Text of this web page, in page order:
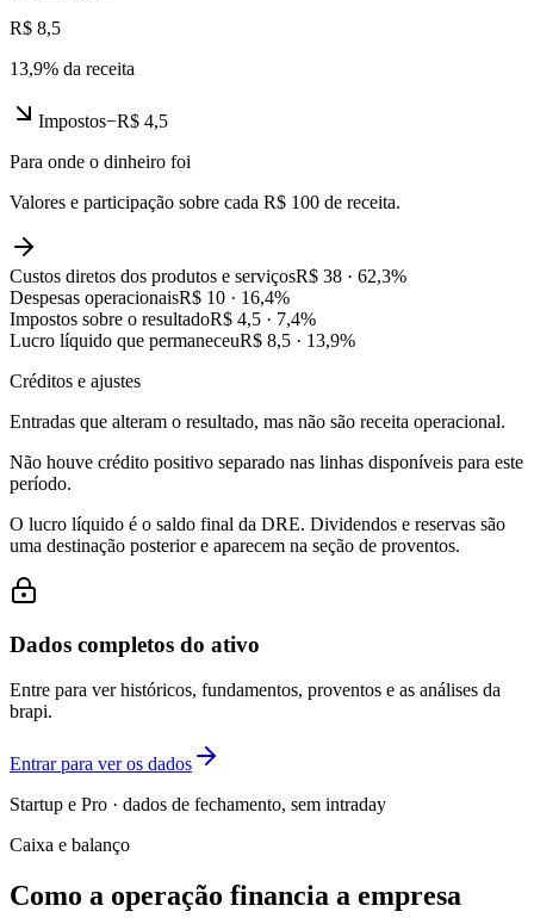
R$ 8,5
13,9% da receita
Impostos−R$ 4,5
Para onde o dinheiro foi
Valores e participação sobre cada R$ 100 de receita.
Custos diretos dos produtos e serviçosR$ 38 · 62,3%
Despesas operacionaisR$ 10 · 16,4%
Impostos sobre o resultadoR$ 4,5 · 7,4%
Lucro líquido que permaneceuR$ 8,5 · 13,9%
Créditos e ajustes
Entradas que alteram o resultado, mas não são receita operacional.
Não houve crédito positivo separado nas linhas disponíveis para este
período.
O lucro líquido é o saldo final da DRE. Dividendos e reservas são
uma destinação posterior e aparecem na seção de proventos.
Dados completos do ativo
Entre para ver históricos, fundamentos, proventos e as análises da
brapi.
Entrar para ver os dados
Startup e Pro · dados de fechamento, sem intraday
Caixa e balanço
Como a operação financia a empresa